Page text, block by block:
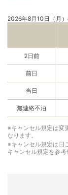
2026年8月10日（月
2日前
前日
当日
無連絡不泊
※キャンセル規定は変
なります。
※キャンセル規定は日
キャンセル規定を参考